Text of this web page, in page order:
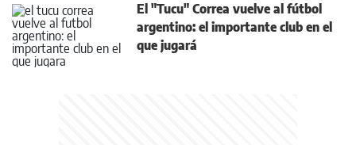
El "Tucu" Correa vuelve al fútbol
argentino: el importante club en el
que jugará